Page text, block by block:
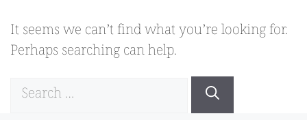
It seems we can’t find what you’re looking for.
Perhaps searching can help.
Search